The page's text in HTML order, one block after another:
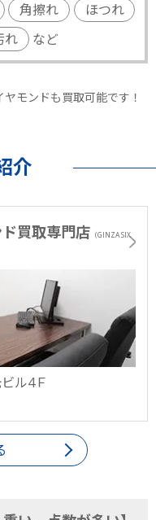
角擦れ
ほつれ
れ など
モンドも買取可能です！
介
買取専門店 （GINZA SIX
ル4Ｆ